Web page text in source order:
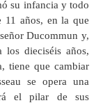
su infancia y todo
11 años, en la que
Ducommun y,
dieciséis años,
tiene que cambiar
se opera una
el pilar de sus